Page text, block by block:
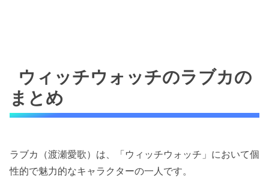
ウィッチウォッチのラブカの
まとめ
ラブカ（渡瀬愛歌）は、「ウィッチウォッチ」において個
性的で魅力的なキャラクターの一人です。